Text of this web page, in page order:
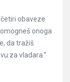
obaveze
onoga
da tražiš
za vladara.”